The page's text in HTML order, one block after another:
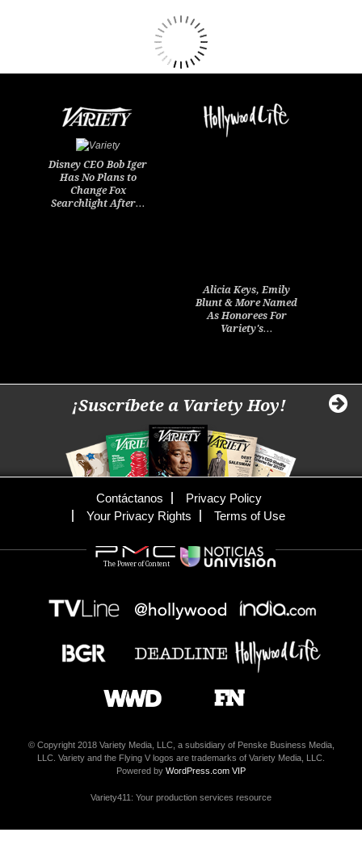
Disney CEO Bob Iger
Has No Plans to
Change Fox
Searchlight After…
Alicia Keys, Emily
Blunt & More Named
As Honorees For
Variety's…
¡Suscríbete a Variety Hoy!
Contáctanos
Privacy Policy
Your Privacy Rights
Terms of Use
The Power of Content
© Copyright 2018 Variety Media, LLC, a subsidiary of Penske Business Media,
LLC. Variety and the Flying V logos are trademarks of Variety Media, LLC.
Powered by WordPress.com VIP
Variety411: Your production services resource